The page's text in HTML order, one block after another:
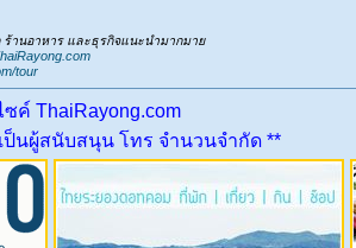
ร้านอาหาร และธุรกิจแนะนำมากมาย
tour
ThaiRayong.com
นผู้สนับสนุน โทร จำนวนจำกัด **